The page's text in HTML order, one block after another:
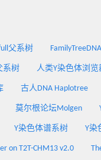
父系树
系树 人类Y染色体浏览
古人DNA Haplotree
莫尔根论坛Molgen
Y染色体谱系树 Y染
on T2T-CHM13 v2.0